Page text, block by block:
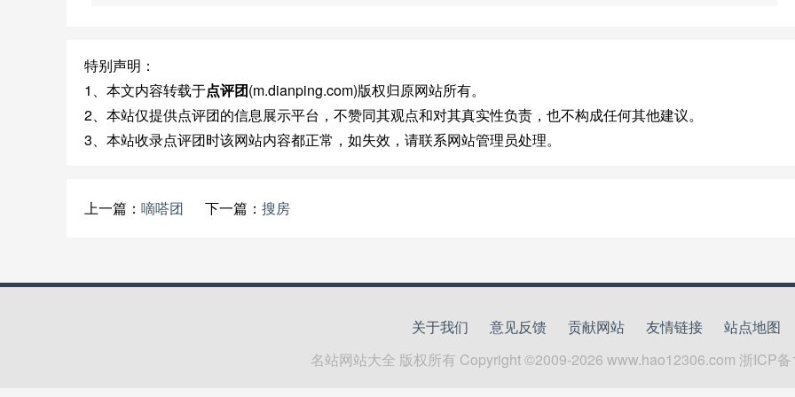
特别声明：
1、本文内容转载于点评团(m.dianping.com)版权归原网站所有。
2、本站仅提供点评团的信息展示平台，不赞同其观点和对其真实性负责，也不构成任何其他建议。
3、本站收录点评团时该网站内容都正常，如失效，请联系网站管理员处理。
上一篇： 嘀嗒团 下一篇： 搜房
关于我们 意见反馈 贡献网站 友情链接
站点地图
名站网站大全 版权所有 Copyright ©2009-2026 www.hao12306.com 浙ICP